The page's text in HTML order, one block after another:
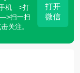
机—>打
扫一扫
关注。
打开
微信